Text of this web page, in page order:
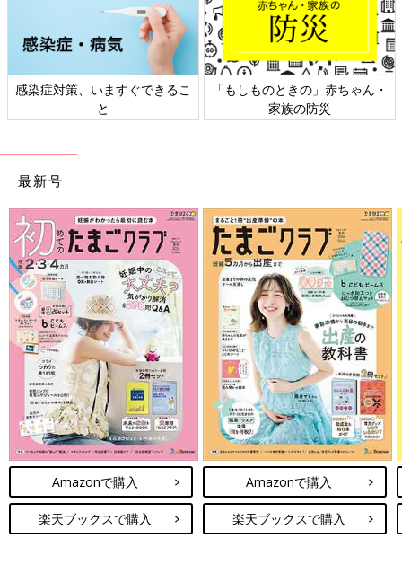
日本外来小児科学会リーフレッ
ト検討会
六星占術 細木かおりさんの人
相談
最新号
Amazonで購入
楽天ブックスで購入
Amazonで購入
楽天ブックスで購入